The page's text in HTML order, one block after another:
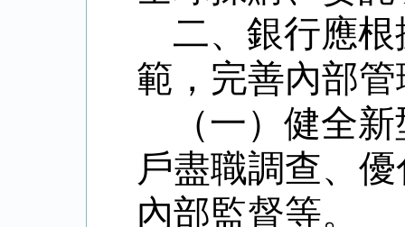
二、銀行應
範，完善內部
（一）健全
戶盡職調查、
內部監督等。